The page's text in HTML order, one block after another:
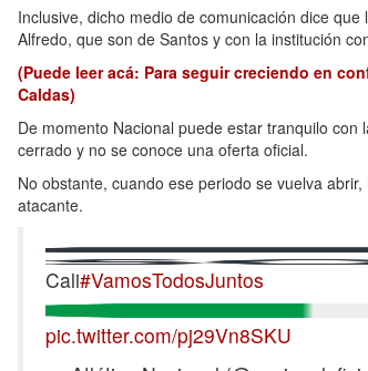
Inclusive, dicho medio de comunicación dice
Alfredo, que son de Santos y con la institución
(Puede leer acá: Para seguir creciendo en
Caldas)
De momento Nacional puede estar tranquilo
cerrado y no se conoce una oferta oficial.
No obstante, cuando ese periodo se vuelva
atacante.
Cali#VamosTodosJuntos
pic.twitter.com/pj29Vn8SKU